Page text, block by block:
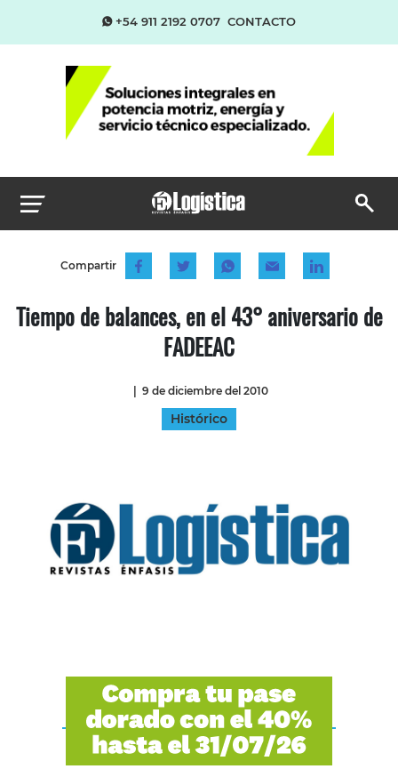
+54 911 2192 0707 CONTACTO
Compartir
Tiempo de balances, en el 43° aniversario de
FADEEAC
| 9 de diciembre del 2010
Histórico